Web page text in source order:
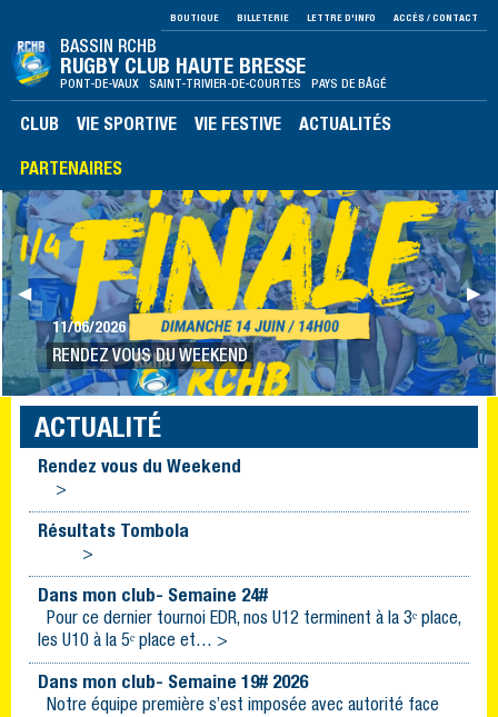
BOUTIQUE BILLETERIE LETTRE D'INFO ACCÈS / CONTACT
BASSIN RCHB
RUGBY CLUB HAUTE BRESSE
PONT-DE-VAUX SAINT-TRIVIER-DE-COURTES PAYS DE BÂGÉ
CLUB VIE SPORTIVE VIE FESTIVE ACTUALITÉS
PARTENAIRES
Précédent
◀︎ ▶︎
11/06/2026
RENDEZ VOUS DU WEEKEND
ACTUALITÉ
Rendez vous du Weekend
>
Résultats Tombola
>
Dans mon club- Semaine 24#
Pour ce dernier tournoi EDR, nos U12 terminent à la 3ᵉ place,
les U10 à la 5ᵉ place et… >
Dans mon club- Semaine 19# 2026
Notre équipe première s’est imposée avec autorité face